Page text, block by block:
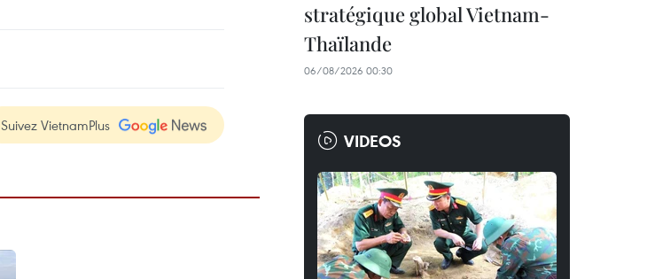
Suivez VietnamPlus
stratégique global Vietnam-
Thaïlande
06/08/2026 00:30
VIDEOS